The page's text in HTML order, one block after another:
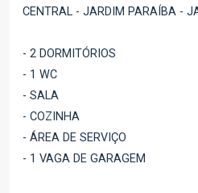
CENTRAL - JARDIM PARAÍBA -
- 2 DORMITÓRIOS
- 1 WC
- SALA
- COZINHA
- ÁREA DE SERVIÇO
- 1 VAGA DE GARAGEM